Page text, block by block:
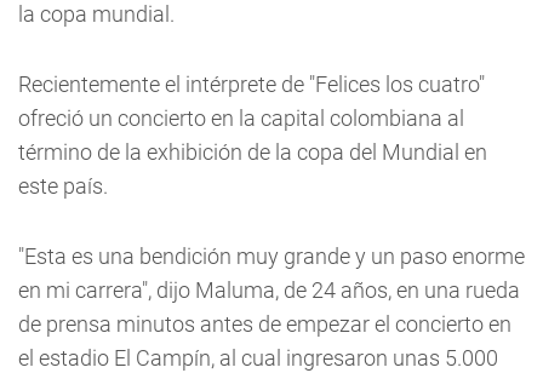
la copa mundial.
Recientemente el intérprete de "Felices los cuatro"
ofreció un concierto en la capital colombiana al
término de la exhibición de la copa del Mundial en
este país.
"Esta es una bendición muy grande y un paso enorme
en mi carrera", dijo Maluma, de 24 años, en una rueda
de prensa minutos antes de empezar el concierto en
el estadio El Campín, al cual ingresaron unas 5.000